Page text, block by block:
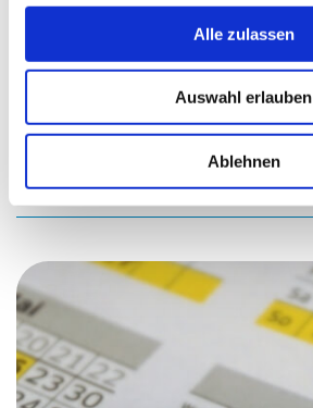
Alle zulassen
Auswahl erlauben
Ablehnen
EINFACH MEHR FÜR SIE DRIN
Benefits für
Beschäftigte